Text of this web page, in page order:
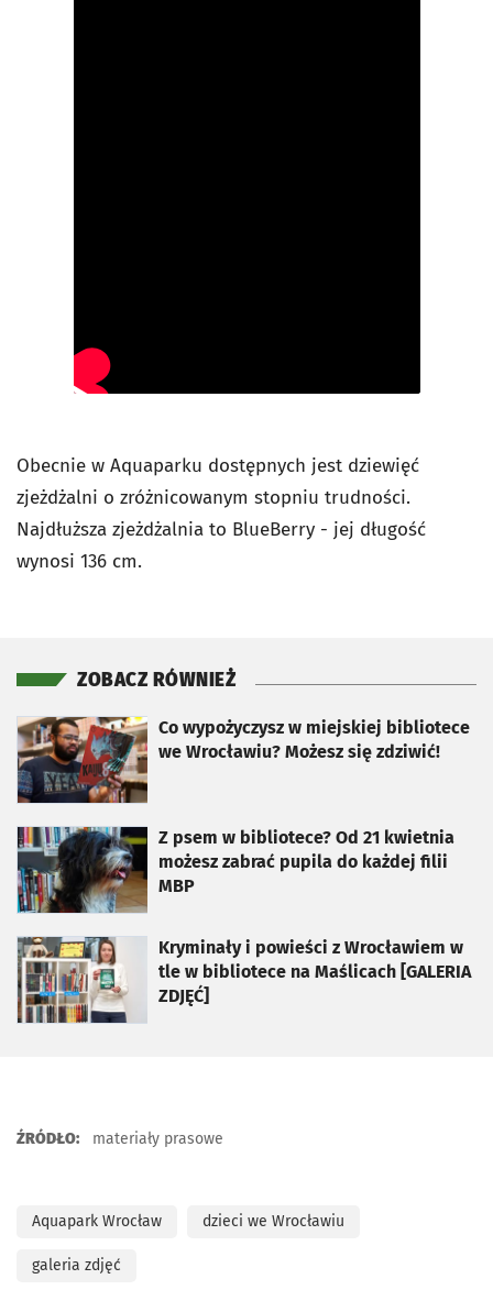
Obecnie w Aquaparku dostępnych jest dziewięć
zjeżdżalni o zróżnicowanym stopniu trudności.
Najdłuższa zjeżdżalnia to BlueBerry - jej długość
wynosi 136 cm.
ZOBACZ RÓWNIEŻ
Co wypożyczysz w miejskiej bibliotece
we Wrocławiu? Możesz się zdziwić!
otworzy się w nowej karcie
Z psem w bibliotece? Od 21 kwietnia
możesz zabrać pupila do każdej filii
MBP
otworzy się w nowej karcie
Kryminały i powieści z Wrocławiem w
tle w bibliotece na Maślicach [GALERIA
ZDJĘĆ]
otworzy się w nowej karcie
ŹRÓDŁO: materiały prasowe
Aquapark Wrocław dzieci we Wrocławiu
galeria zdjęć